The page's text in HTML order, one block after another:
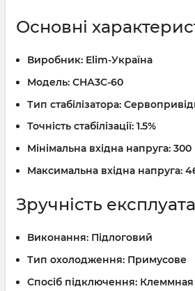
Основні
Виробник: Elim-Україна
Модель: СНА3С-60
Тип стабілізатора:
Точність стабілізації: 1.5%
Мінімальна вхідна напруга: 300
Максимальна вхідна напруга:
Зручність
Виконання: Підлоговий
Тип охолодження: Примусове
Спосіб підключення: